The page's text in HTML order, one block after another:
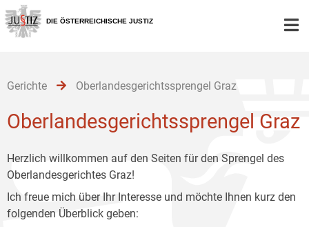
Zur
Hauptnavigation
[1]
Zum
Inhalt
[2]
Zum
Untermenü
[3]
DIE ÖSTERREICHISCHE JUSTIZ
Gerichte Oberlandesgerichtssprengel Graz
Oberlandesgerichtssprengel Graz
Herzlich willkommen auf den Seiten für den Sprengel des
Oberlandesgerichtes Graz!
Ich freue mich über Ihr Interesse und möchte Ihnen kurz den
folgenden Überblick geben: